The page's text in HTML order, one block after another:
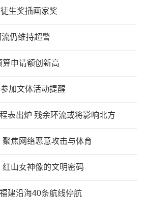
生奖插画家奖
仍维持超警
算申请额创新高
加文体活动提醒
表出炉 残余环流或将影响北方
聚焦网络恶意攻击与体育
山女神像的文明密码
建沿海40条航线停航